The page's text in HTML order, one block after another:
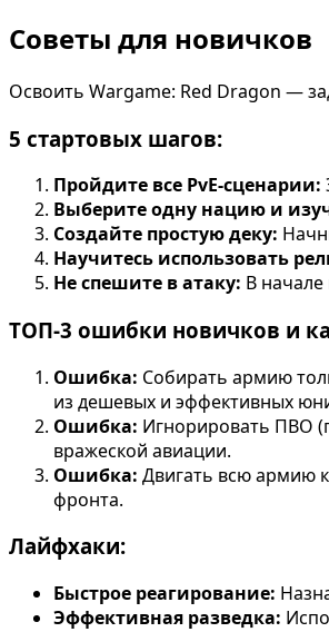
Советы для новичков
Освоить Wargame: Red Dragon —
5 стартовых шагов:
Пройдите все PvE-сценарии:
Выберите одну нацию и
Создайте простую деку:
Научитесь использовать
Не спешите в атаку: В
ТОП-3 ошибки новичков и
Ошибка: Собирать армию
из дешевых и эффективных
Ошибка: Игнорировать ПВО
вражеской авиации.
Ошибка: Двигать всю армию
фронта.
Лайфхаки:
Быстрое реагирование:
Эффективная разведка: